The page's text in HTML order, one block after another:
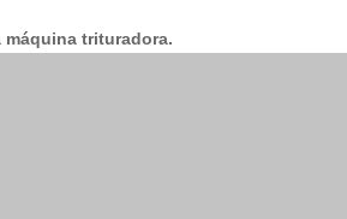
máquina trituradora.